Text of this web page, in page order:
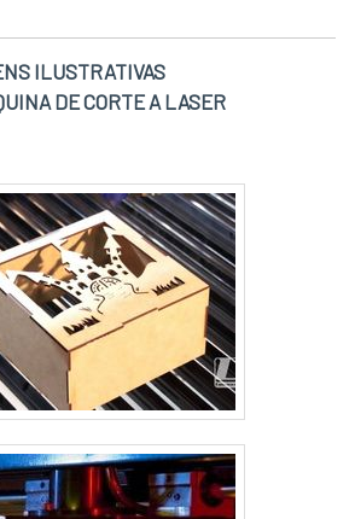
ILUSTRATIVAS
DE CORTE A LASER